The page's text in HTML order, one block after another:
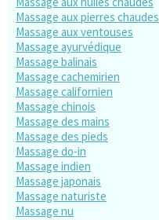
Massage aux pierres chaudes
Massage aux ventouses
Massage ayurvédique
Massage balinais
Massage cachemirien
Massage californien
Massage chinois
Massage des mains
Massage des pieds
Massage do-in
Massage indien
Massage japonais
Massage naturiste
Massage nu